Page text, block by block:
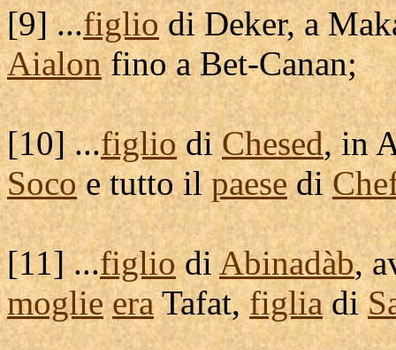
[9] ...figliodiDeker, a
Aialonfino aBet-Canan;
[10] ...figliodiChesed, in
Socoe tutto ilpaesedi
[11] ...figliodiAbinadàb,
moglie era Tafat,figliadi